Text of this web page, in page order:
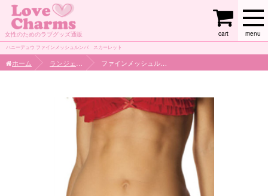
女性のためのラブグッズ通販 menu
cart
ハニーデュウ ファインメッシュルンバ スカーレット
ホーム